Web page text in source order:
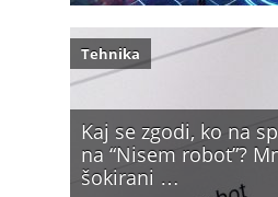
Kaj se zgodi, ko na
na “Nisem robot”?
šokirani …
Tehnika